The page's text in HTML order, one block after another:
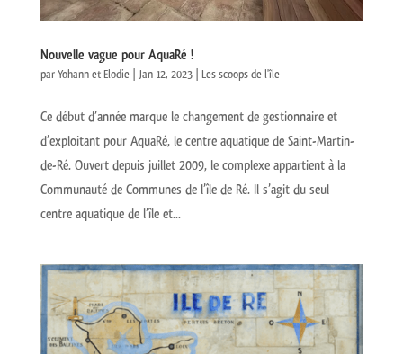
Nouvelle vague pour AquaRé !
parYohann et Elodie| Jan 12, 2023| Les scoops de l'île
Ce début d’année marque le changement de gestionnaire et
d’exploitant pour AquaRé, le centre aquatique de Saint-Martin-
de-Ré. Ouvert depuis juillet 2009, le complexe appartient à la
Communauté de Communes de l’île de Ré. Il s’agit du seul
centre aquatique de l’île et...